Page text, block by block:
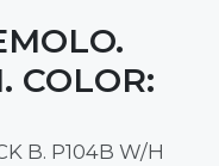
COLOR:
B. P104B W/H